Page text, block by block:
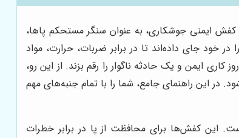
ایمنی جوشکاری، به عنوان سنگر مستحکم پاها،
خود جای داده‌اند تا در برابر ضربات، حرارت، مواد
ایمن و یک حادثه ناگوار را رقم بزند. از این رو،
در این راهنمای جامع، شما را با تمام جنبه‌های مهم
این کفش‌ها برای محافظت از پا در برابر خطرات